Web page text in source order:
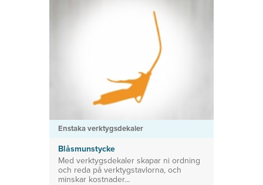
Enstaka verktygsdekaler
Blåsmunstycke
Med verktygsdekaler skapar ni ordning
och reda på verktygstavlorna, och
minskar kostnader...